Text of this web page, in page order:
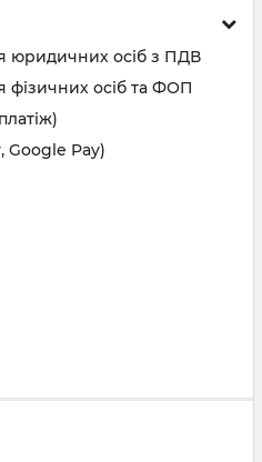
юридичних осіб з ПДВ
фізичних осіб та ФОП
Google Pay)